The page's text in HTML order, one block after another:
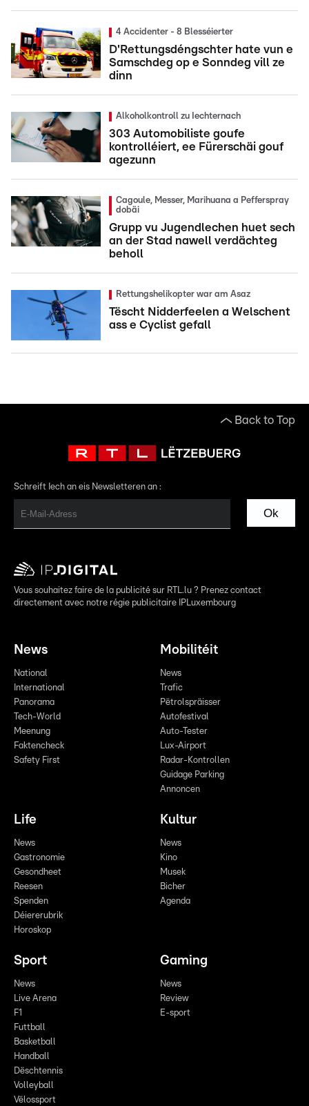
4 Accidenter - 8 Blesséierter
D'Rettungsdéngschter hate vun e
Samschdeg op e Sonndeg vill ze
dinn
Alkoholkontroll zu Iechternach
303 Automobiliste goufe
kontrolléiert, ee Fürerschäi gouf
agezunn
Cagoule, Messer, Marihuana a Pefferspray
dobäi
Grupp vu Jugendlechen huet sech
an der Stad nawell verdächteg
beholl
Rettungshelikopter war am Asaz
Tëscht Nidderfeelen a Welschent
ass e Cyclist gefall
Back to Top
Schreift Iech an eis Newsletteren an :
Ok
Vous souhaitez faire de la publicité sur RTL.lu ? Prenez contact
directement avec notre régie publicitaire IPLuxembourg
News
National
International
Panorama
Tech-World
Meenung
Faktencheck
Safety First
Mobilitéit
News
Trafic
Pëtrolspräisser
Autofestival
Auto-Tester
Lux-Airport
Radar-Kontrollen
Guidage Parking
Annoncen
Life
News
Gastronomie
Gesondheet
Reesen
Spenden
Déiererubrik
Horoskop
Kultur
News
Kino
Musek
Bicher
Agenda
Sport
News
Live Arena
F1
Futtball
Basketball
Handball
Dëschtennis
Volleyball
Vëlossport
Gaming
News
Review
E-sport